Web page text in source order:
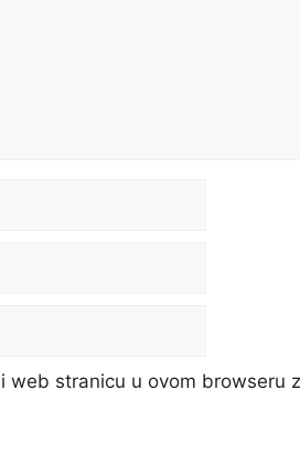
web stranicu u ovom browseru